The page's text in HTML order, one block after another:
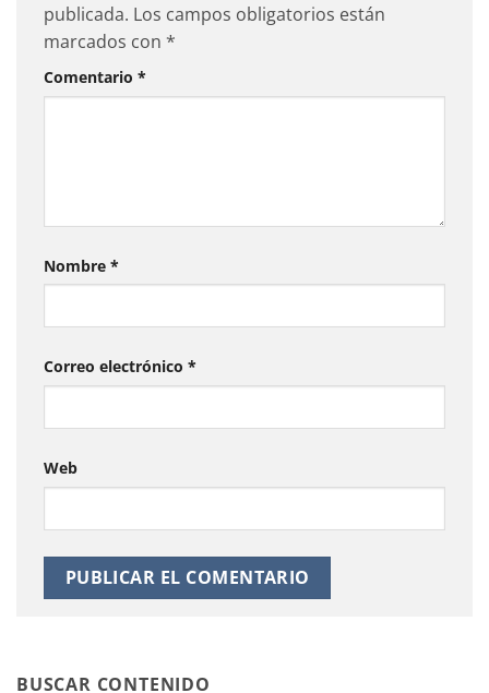
publicada. Los campos obligatorios están
marcados con *
Comentario *
Nombre *
Correo electrónico *
Web
BUSCAR CONTENIDO